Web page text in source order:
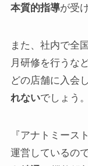
本質的指導が受
また、社内で全
月研修を行うな
どの店舗に入会
れないでしょう。
『アナトミース
運営しているので